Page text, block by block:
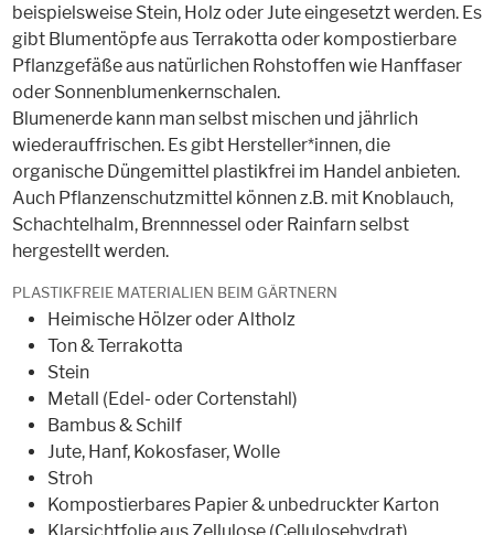
beispielsweise Stein, Holz oder Jute eingesetzt werden. Es
gibt Blumentöpfe aus Terrakotta oder kompostierbare
Pflanzgefäße aus natürlichen Rohstoffen wie Hanffaser
oder Sonnenblumenkernschalen.
Blumenerde kann man selbst mischen und jährlich
wiederauffrischen. Es gibt Hersteller*innen, die
organische Düngemittel plastikfrei im Handel anbieten.
Auch Pflanzenschutzmittel können z.B. mit Knoblauch,
Schachtelhalm, Brennnessel oder Rainfarn selbst
hergestellt werden.
PLASTIKFREIE MATERIALIEN BEIM GÄRTNERN
Heimische Hölzer oder Altholz
Ton & Terrakotta
Stein
Metall (Edel- oder Cortenstahl)
Bambus & Schilf
Jute, Hanf, Kokosfaser, Wolle
Stroh
Kompostierbares Papier & unbedruckter Karton